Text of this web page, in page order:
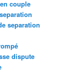
couple
separation
dispute